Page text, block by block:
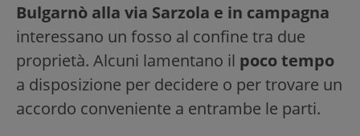
Bulgarnò alla via Sarzola e in campagna
interessano un fosso al confine tra due
proprietà. Alcuni lamentano il poco tempo
a disposizione per decidere o per trovare un
accordo conveniente a entrambe le parti.